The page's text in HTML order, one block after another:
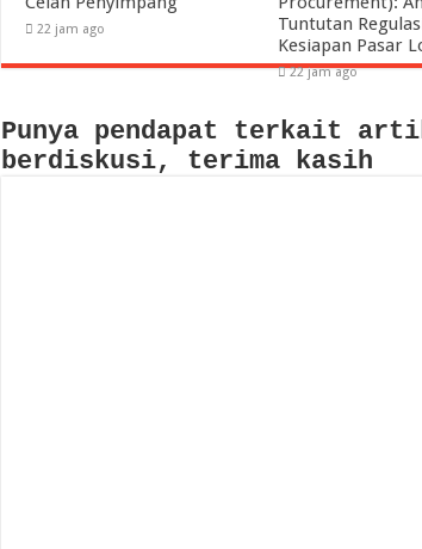
22 jam ago
Tuntutan
Kesiapan Pasar
22 jam ago
Punya pendapat terkait
berdiskusi, terima kasih